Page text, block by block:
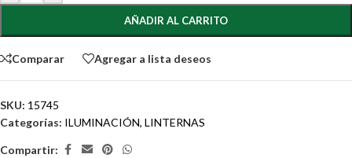
AÑADIR AL CARRITO
Comparar Agregar a lista deseos
SKU: 15745
Categorías: ILUMINACIÓN, LINTERNAS
Compartir: